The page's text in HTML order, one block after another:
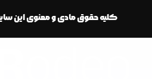
کلیه حقوق مادی و معنوی این